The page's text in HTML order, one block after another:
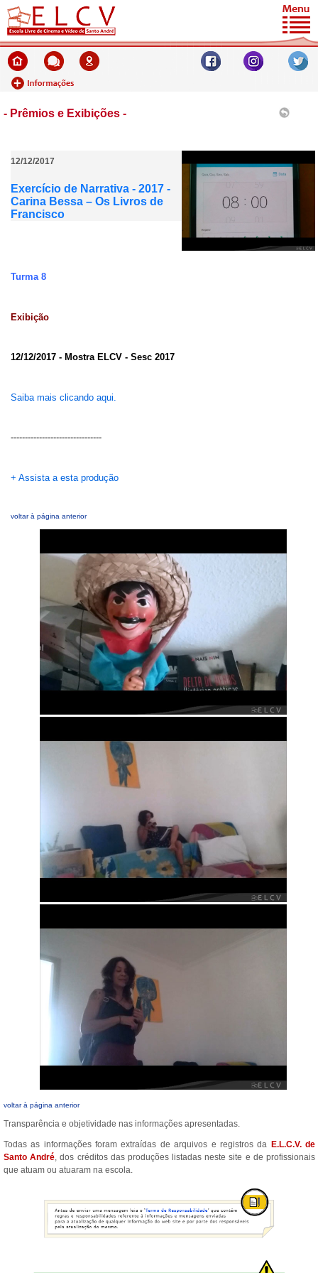
- Prêmios e Exibições -
12/12/2017
Exercício de Narrativa - 2017 -
Carina Bessa – Os Livros de
Francisco
Turma 8
Exibição
12/12/2017 - Mostra ELCV - Sesc 2017
Saiba mais clicando aqui.
--------------------------------
+ Assista a esta produção
voltar à página anterior
voltar à página anterior
Transparência e objetividade nas informações apresentadas.
Todas as informações foram extraídas de arquivos e registros da E.L.C.V. de
Santo André , dos créditos das produções listadas neste site e de profissionais
que atuam ou atuaram na escola.